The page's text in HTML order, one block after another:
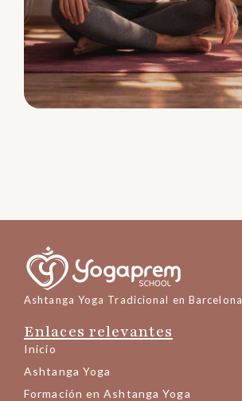
Ashtanga Yoga Tradicional en Barcelona
Enlaces relevantes
Inicio
Ashtanga Yoga
Formación en Ashtanga Yoga